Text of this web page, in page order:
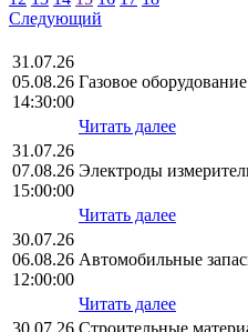
Следующий
31.07.26
05.08.26
14:30:00
Газовое
Читать далее
31.07.26
07.08.26
15:00:00
Электроды
Читать далее
30.07.26
06.08.26
12:00:00
Автомобильные
Читать далее
30.07.26 Строительные